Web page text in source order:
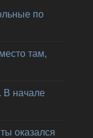
по
там,
В начале
оказался